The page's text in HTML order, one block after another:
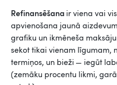
Refinansēšana ir viena vai
apvienošana jaunā
grafiku un ikmēneša
sekot tikai vienam līgumam,
termiņos, un bieži — iegūt
(zemāku procentu likmi,